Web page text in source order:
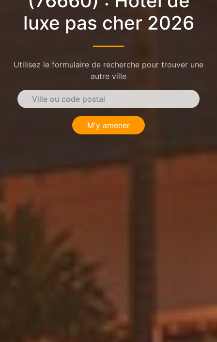
luxe pas cher 2026
Utilisez le formulaire de recherche pour trouver une
autre ville
M'y amener